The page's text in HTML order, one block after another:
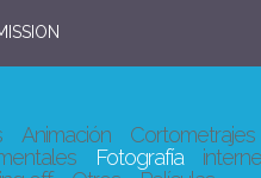
Animación
Cortometrajes
Fotografía